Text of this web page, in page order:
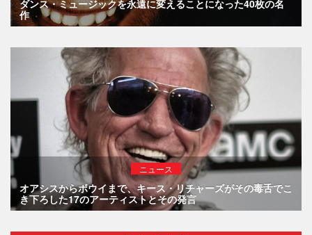
ダンス・ミュージックを永遠に変えることになった40枚の名
作
ニュース
オアシスからボウイまで、キース・リチャーズがその毒舌でこ
き下ろした17のアーティストとその発言